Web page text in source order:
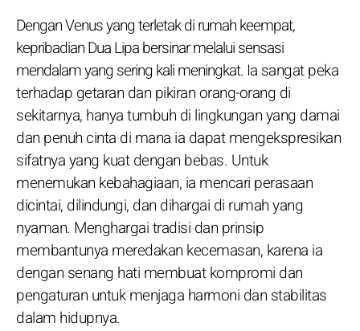
Dengan Venus yang terletak di rumah keempat,
kepribadian Dua Lipa bersinar melalui sensasi
mendalam yang sering kali meningkat. Ia sangat peka
terhadap getaran dan pikiran orang-orang di
sekitarnya, hanya tumbuh di lingkungan yang damai
dan penuh cinta di mana ia dapat mengekspresikan
sifatnya yang kuat dengan bebas. Untuk
menemukan kebahagiaan, ia mencari perasaan
dicintai, dilindungi, dan dihargai di rumah yang
nyaman. Menghargai tradisi dan prinsip
membantunya meredakan kecemasan, karena ia
dengan senang hati membuat kompromi dan
pengaturan untuk menjaga harmoni dan stabilitas
dalam hidupnya.